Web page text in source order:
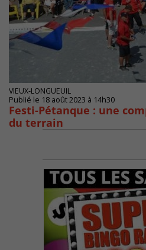
VIEUX-LONGUEUIL
Publié le 18 août 2023 à 14h30
Festi-Pétanque : une
du terrain